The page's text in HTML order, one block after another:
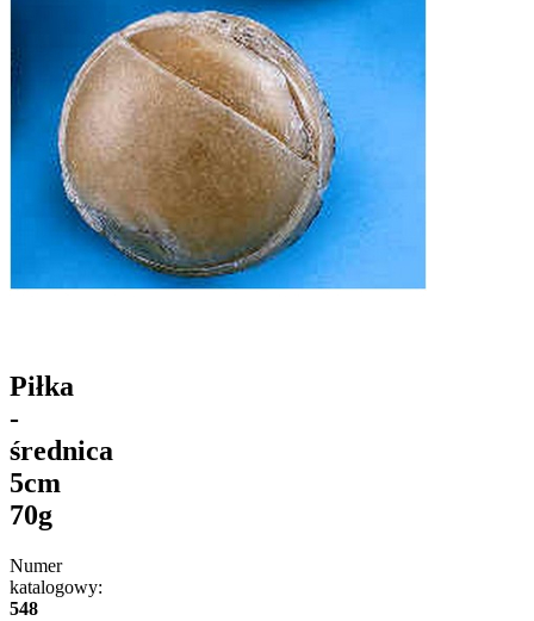
Piłka
-
średnica
5cm
70g
Numer
katalogowy:
548